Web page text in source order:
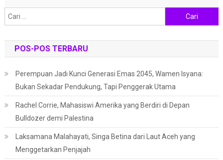
untuk:
POS-POS TERBARU
Perempuan Jadi Kunci Generasi Emas 2045, Wamen Isyana:
Bukan Sekadar Pendukung, Tapi Penggerak Utama
Rachel Corrie, Mahasiswi Amerika yang Berdiri di Depan
Bulldozer demi Palestina
Laksamana Malahayati, Singa Betina dari Laut Aceh yang
Menggetarkan Penjajah